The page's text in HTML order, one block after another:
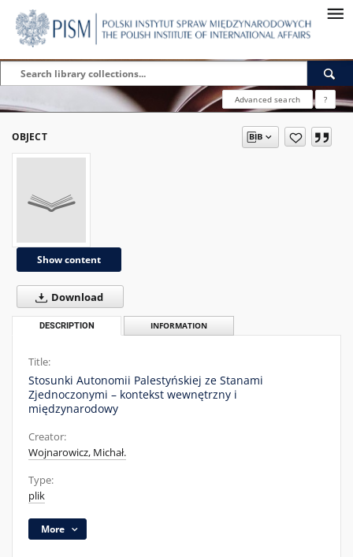
Advanced search ?
OBJECT
Show content
Download
DESCRIPTION INFORMATION
Title:
Stosunki Autonomii Palestyńskiej ze Stanami
Zjednoczonymi – kontekst wewnętrzny i
międzynarodowy
Creator:
Wojnarowicz, Michał.
Type:
plik
More